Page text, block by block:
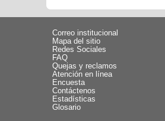
Correo institucional
Mapa del sitio
Redes Sociales
FAQ
Quejas y reclamos
Atención en línea
Encuesta
Contáctenos
Estadísticas
Glosario